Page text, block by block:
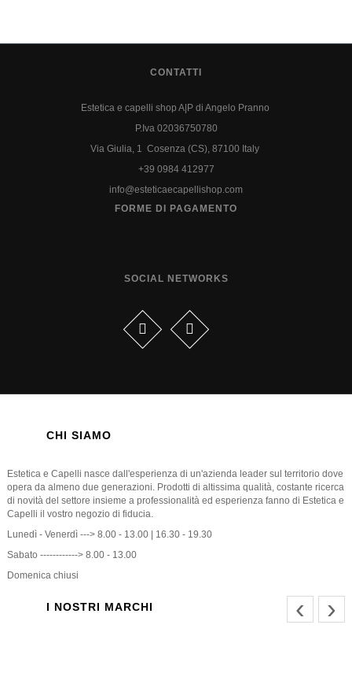
CONTATTI
Estetica e capelli shop A|P di Angelo Pranno
P.Iva 02036750780
Via Giulia, 1 Cosenza (CS), 87100 Italy
+39 0984 412977
info@esteticaecapellishop.com
FORME DI PAGAMENTO
SOCIAL NETWORKS
CHI SIAMO
Estetica e Capelli nasce dall'esperienza di un'azienda leader sul territorio dove
opera da almeno due generazioni. Prodotti di altissima qualità, costante ricerca
di novità del settore insieme a professionalità ed esperienza fanno di Estetica e
Capelli il vostro negozio di fiducia.
Lunedì - Venerdì ---> 8.00 - 13.00 | 16.30 - 19.30
Sabato ------------> 8.00 - 13.00
Domenica chiusi
I NOSTRI MARCHI ‹ ›